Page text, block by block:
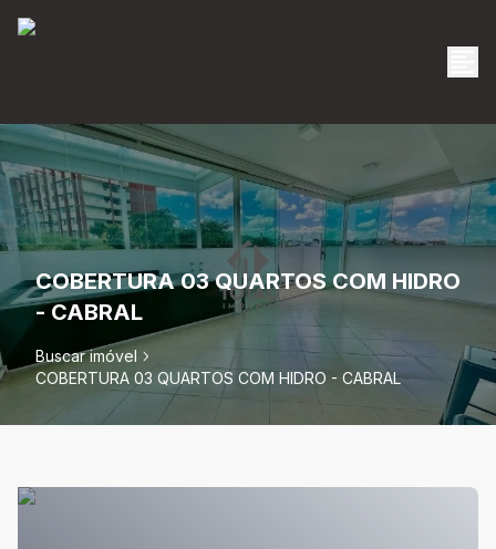
COBERTURA 03 QUARTOS COM HIDRO
- CABRAL
Buscar imóvel
COBERTURA 03 QUARTOS COM HIDRO - CABRAL